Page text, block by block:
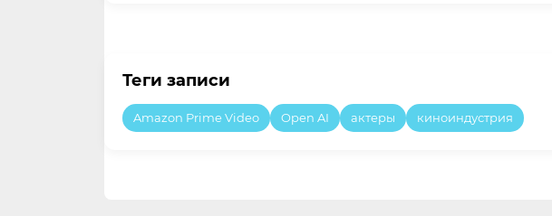
Теги записи
Amazon Prime Video Open AI актеры киноиндустрия